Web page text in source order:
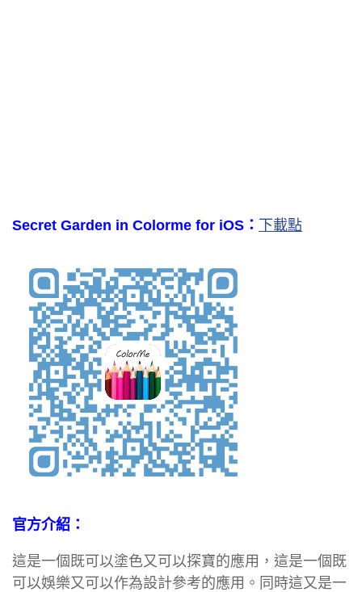
Secret Garden in Colorme for iOS： 下載點
官方介紹：
這是一個既可以塗色又可以探寶的應用，這是一個既
可以娛樂又可以作為設計參考的應用。同時這又是一